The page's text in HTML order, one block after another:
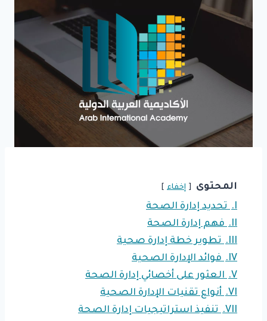
المحتوى إخفاء
I.
تحديد إدارة الصحة
II.
فهم إدارة الصحة
III.
تطوير خطة إدارة صحية
IV.
فوائد الإدارة الصحية
V.
العثور على أخصائي إدارة الصحة
VI.
أنواع تقنيات الإدارة الصحية
VII.
تنفيذ استراتيجيات إدارة الصحة